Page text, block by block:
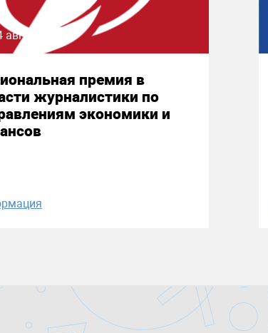
августа 2026
премия в
журналистики по
экономики и